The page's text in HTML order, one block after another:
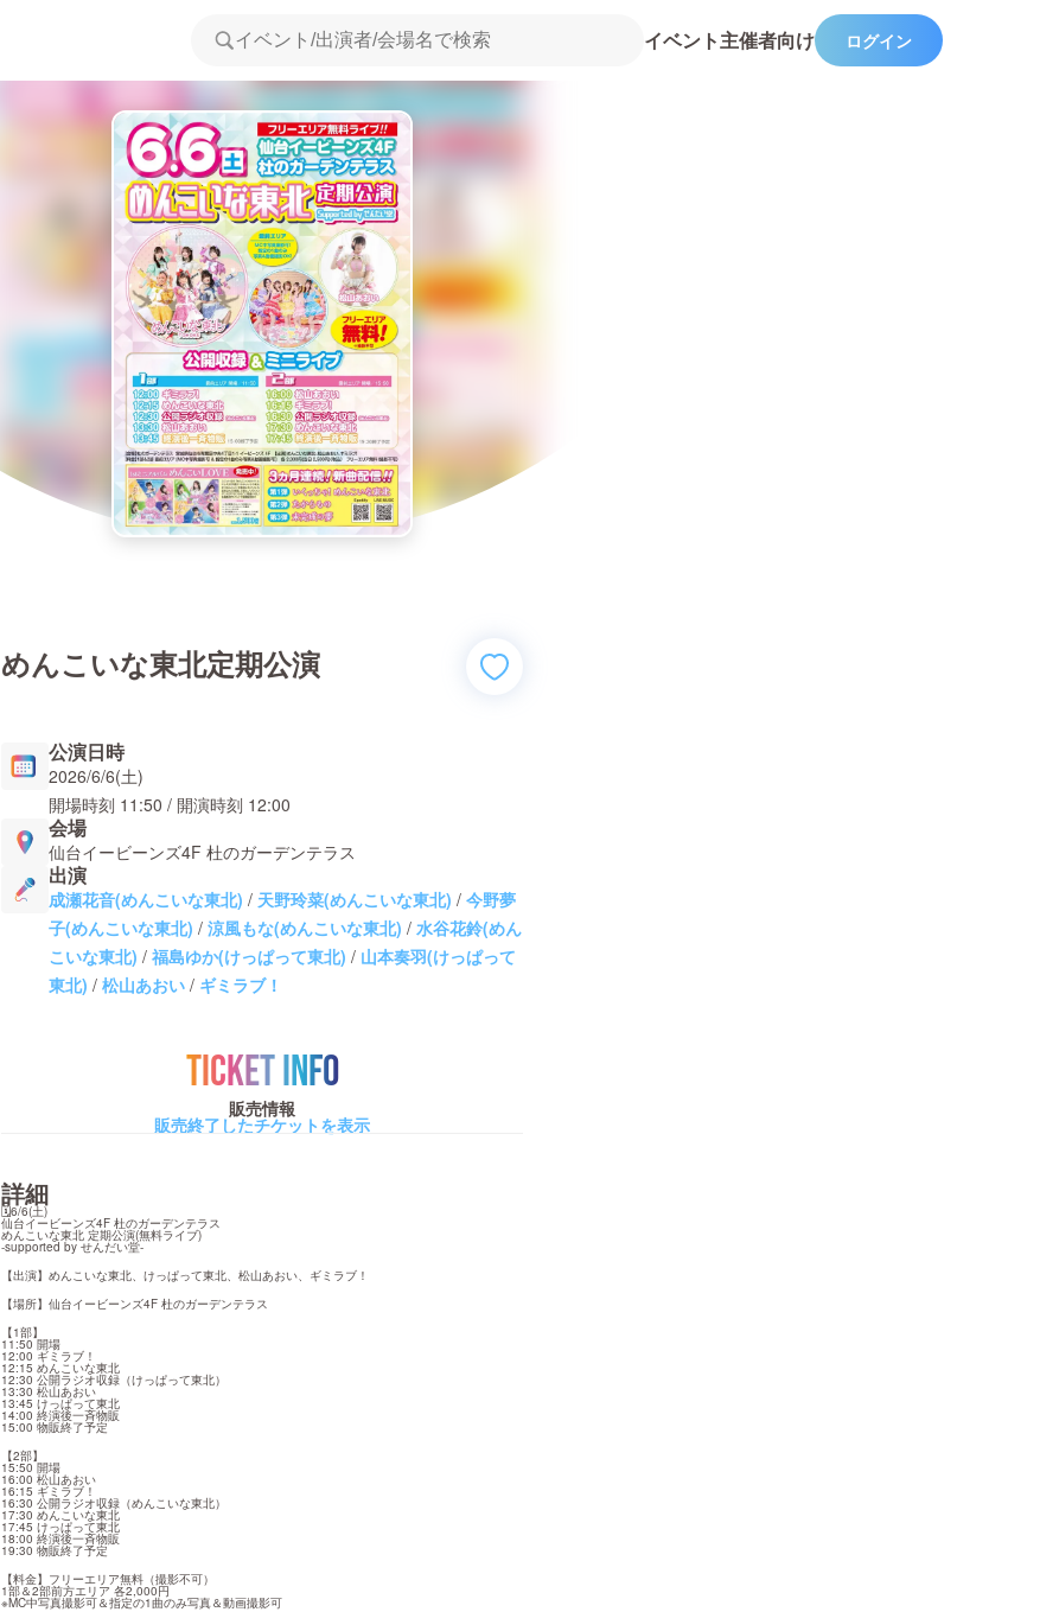
イベント主催者向け ログイン
めんこいな東北定期公演
公演日時
2026/6/6(土)
開場時刻 11:50 / 開演時刻 12:00
会場
仙台イービーンズ4F 杜のガーデンテラス
出演
成瀬花音(めんこいな東北) / 天野玲菜(めんこいな東北) / 今野夢
子(めんこいな東北) / 涼風もな(めんこいな東北) / 水谷花鈴(めん
こいな東北) / 福島ゆか(けっぱって東北) / 山本奏羽(けっぱって
東北) / 松山あおい / ギミラブ！
TICKET INFO
販売情報
販売終了したチケットを表示
詳細
🗓️6/6(土)
仙台イービーンズ4F 杜のガーデンテラス
めんこいな東北 定期公演(無料ライブ)
-supported by せんだい堂-
【出演】めんこいな東北、けっぱって東北、松山あおい、ギミラブ！
【場所】仙台イービーンズ4F 杜のガーデンテラス
【1部】
11:50 開場
12:00 ギミラブ！
12:15 めんこいな東北
12:30 公開ラジオ収録（けっぱって東北）
13:30 松山あおい
13:45 けっぱって東北
14:00 終演後一斉物販
15:00 物販終了予定
【2部】
15:50 開場
16:00 松山あおい
16:15 ギミラブ！
16:30 公開ラジオ収録（めんこいな東北）
17:30 めんこいな東北
17:45 けっぱって東北
18:00 終演後一斉物販
19:30 物販終了予定
【料金】フリーエリア無料（撮影不可）
1部＆2部前方エリア 各2,000円
※MC中写真撮影可＆指定の1曲のみ写真＆動画撮影可